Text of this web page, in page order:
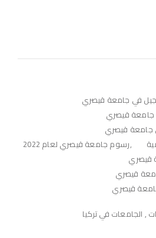
في جامعة قيصري
جامعة قيصري
جامعة قيصري
رسوم جامعة قيصري لعام 2022
قيصري
قيصري
قيصري
, الجامعات في تركيا